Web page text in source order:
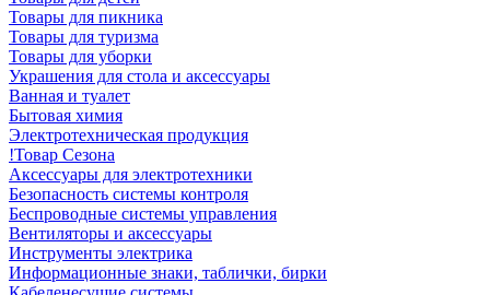
Товары для пикника
Товары для туризма
Товары для уборки
Украшения для стола и аксессуары
Ванная и туалет
Бытовая химия
Электротехническая продукция
!Товар Сезона
Аксессуары для электротехники
Безопасность системы контроля
Беспроводные системы управления
Вентиляторы и аксессуары
Инструменты электрика
Информационные знаки, таблички, бирки